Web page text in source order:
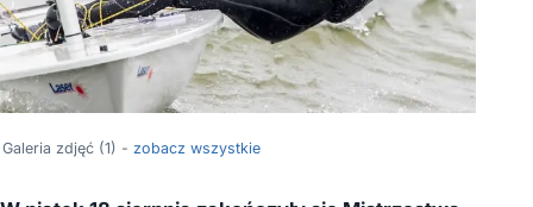
Galeria zdjęć (1) - zobacz wszystkie